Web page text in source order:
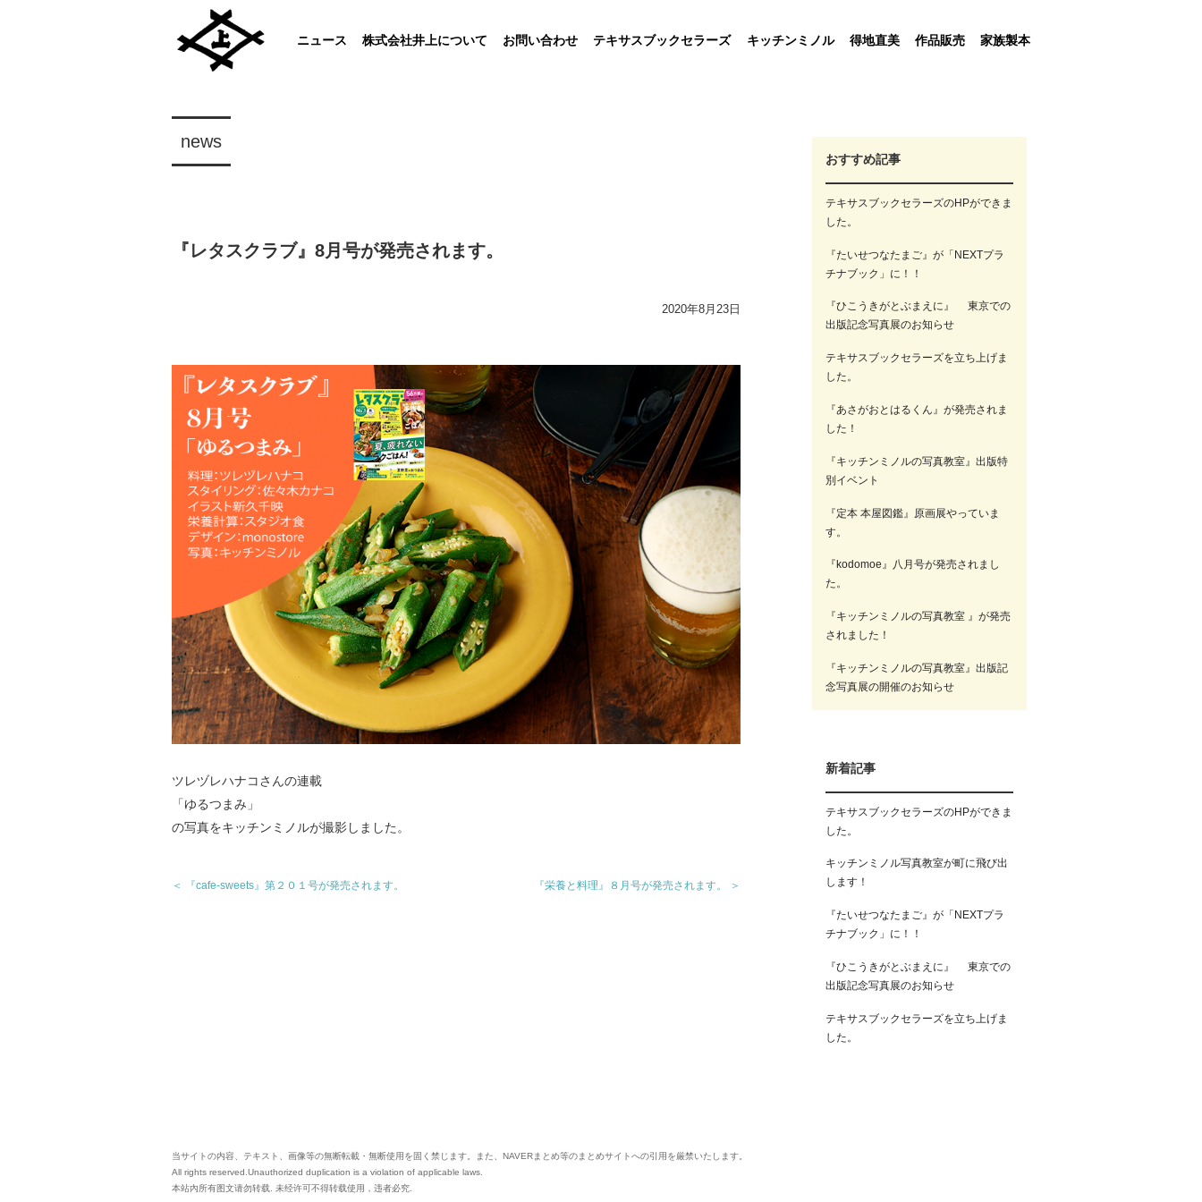
ニュース 株式会社井上について お問い合わせ テキサスブックセラーズ キッチンミノル 得地直美 作品販売 家族製本
news
『レタスクラブ』8月号が発売されます。
2020年8月23日
ツレヅレハナコさんの連載
「ゆるつまみ」
の写真をキッチンミノルが撮影しました。
『栄養と料理』８月号が発売されます。 ＞
＜ 『cafe-sweets』第２０１号が発売されます。
おすすめ記事
テキサスブックセラーズのHPができま
した。
『たいせつなたまご』が「NEXTプラ
チナブック」に！！
『ひこうきがとぶまえに』 東京での
出版記念写真展のお知らせ
テキサスブックセラーズを立ち上げま
した。
『あさがおとはるくん』が発売されま
した！
『キッチンミノルの写真教室』出版特
別イベント
『定本 本屋図鑑』原画展やっていま
す。
『kodomoe』八月号が発売されまし
た。
『キッチンミノルの写真教室 』が発売
されました！
『キッチンミノルの写真教室』出版記
念写真展の開催のお知らせ
新着記事
テキサスブックセラーズのHPができま
した。
キッチンミノル写真教室が町に飛び出
します！
『たいせつなたまご』が「NEXTプラ
チナブック」に！！
『ひこうきがとぶまえに』 東京での
出版記念写真展のお知らせ
テキサスブックセラーズを立ち上げま
した。
当サイトの内容、テキスト、画像等の無断転載・無断使用を固く禁じます。
また、NAVERまとめ等のまとめサイトへの引用を厳禁いたします。
All rights reserved.Unauthorized duplication is a violation of applicable laws.
本站內所有图文请勿转载. 未经许可不得转载使用，违者必究.